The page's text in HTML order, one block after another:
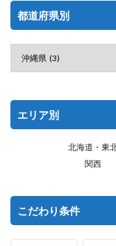
都道府県別
エリア別
北海道・東
関西
こだわり条件